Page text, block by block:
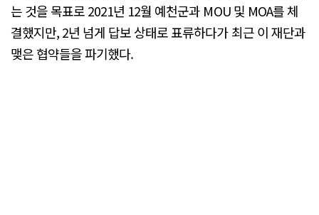
는 것을 목표로 2021년 12월 예천군과 MOU 및 MOA를 체
결했지만, 2년 넘게 답보 상태로 표류하다가 최근 이 재단과
맺은 협약들을 파기했다.